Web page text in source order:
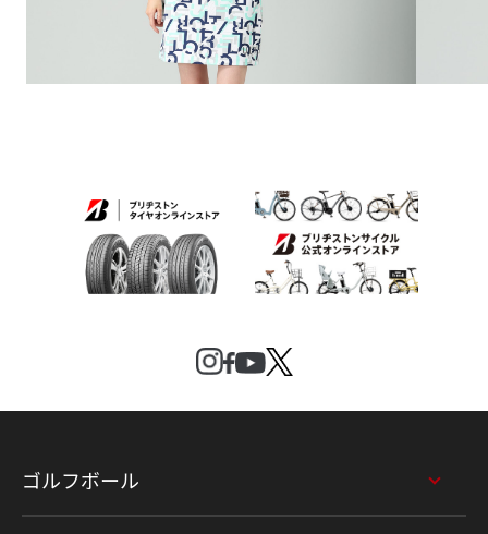
2026 SPRING & SUMMER WEAR COLLECTION
ゴルフボール